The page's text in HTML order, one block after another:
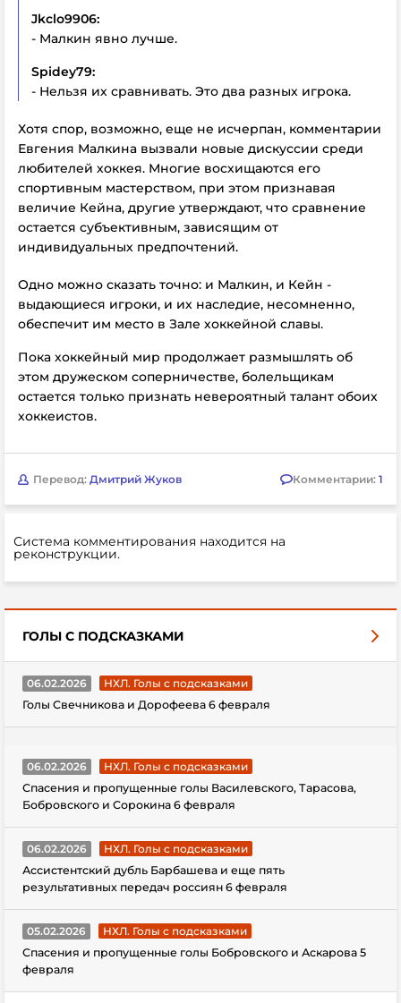
Jkclo9906:
- Малкин явно лучше.
Spidey79:
- Нельзя их сравнивать. Это два разных игрока.
Хотя спор, возможно, еще не исчерпан, комментарии
Евгения Малкина вызвали новые дискуссии среди
любителей хоккея. Многие восхищаются его
спортивным мастерством, при этом признавая
величие Кейна, другие утверждают, что сравнение
остается субъективным, зависящим от
индивидуальных предпочтений.
Одно можно сказать точно: и Малкин, и Кейн -
выдающиеся игроки, и их наследие, несомненно,
обеспечит им место в Зале хоккейной славы.
Пока хоккейный мир продолжает размышлять об
этом дружеском соперничестве, болельщикам
остается только признать невероятный талант обоих
хоккеистов.
Перевод: Дмитрий Жуков Комментарии: 1
Система комментирования находится на
реконструкции.
ГОЛЫ С ПОДСКАЗКАМИ
06.02.2026
НХЛ. Голы с подсказками
Голы Свечникова и Дорофеева 6 февраля
06.02.2026
НХЛ. Голы с подсказками
Спасения и пропущенные голы Василевского, Тарасова,
Бобровского и Сорокина 6 февраля
06.02.2026
НХЛ. Голы с подсказками
Ассистентский дубль Барбашева и еще пять
результативных передач россиян 6 февраля
05.02.2026
НХЛ. Голы с подсказками
Спасения и пропущенные голы Бобровского и Аскарова 5
февраля